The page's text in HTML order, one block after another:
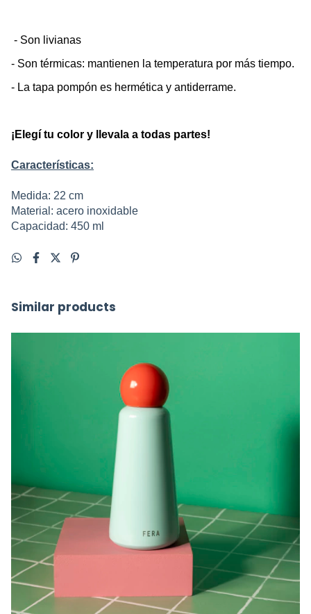
- Son livianas
- Son térmicas: mantienen la temperatura por más tiempo.
- La tapa pompón es hermética y antiderrame.
¡Elegí tu color y llevala a todas partes!
Características:
Medida: 22 cm
Material: acero inoxidable
Capacidad: 450 ml
Similar products